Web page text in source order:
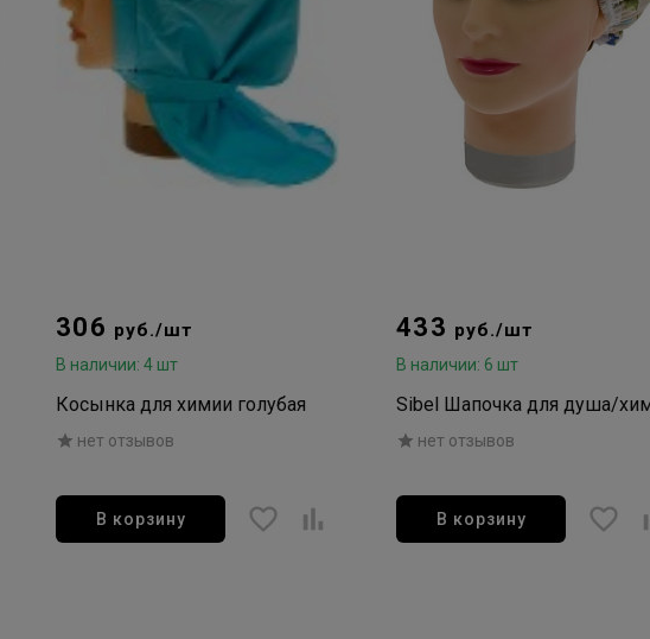
306 руб./шт
В наличии: 4 шт
Косынка для химии голубая
нет отзывов
В корзину
433 руб./шт
В наличии: 6 шт
Sibel Шапочка для душа/
нет отзывов
В корзину